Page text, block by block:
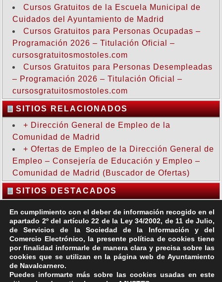
Cursos Gratuitos de la Escuela Municipal de
Cuidados del Ayuntamiento de Madrid
Cursos Gratuitos para Personas Ocupadas –
Programación 2026 – Titulación Oficial –
cursosgratuitosmostoles.com
Cursos Gratuitos para Personas Desempleadas
– Programación 2026 – Titulación Oficial –
cursosgratuitosmostoles.com
SITIOS RELACIONADOS
+ Dirección General de Empleo de la
Comunidad de Madrid
+ Ofertas de Empleo de la Dirección General de
Empleo – Consejería de Educación y Empleo –
Comunidad de Madrid (Buscador de Ofertas)
SITIOS DESTACADOS
En cumplimiento con el deber de información recogido en el
apartado 2º del artículo 22 de la Ley 34/2002, de 11 de Julio,
de Servicios de la Sociedad de la Información y del
Comercio Electrónico, la presente política de cookies tiene
por finalidad informarle de manera clara y precisa sobre las
cookies que se utilizan en la página web de Ayuntamiento
de Navalcarnero.
Puedes informarte más sobre las cookies usadas en este